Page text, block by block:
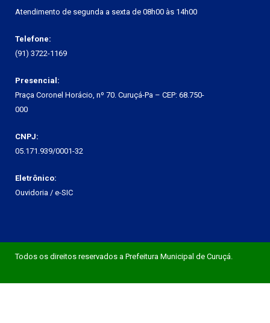
Atendimento de segunda a sexta de 08h00 às 14h00
Telefone:
(91) 3722-1169
Presencial:
Praça Coronel Horácio, nº 70. Curuçá-Pa – CEP: 68.750-
000
CNPJ:
05.171.939/0001-32
Eletrônico:
Ouvidoria / e-SIC
Todos os direitos reservados a Prefeitura Municipal de Curuçá.